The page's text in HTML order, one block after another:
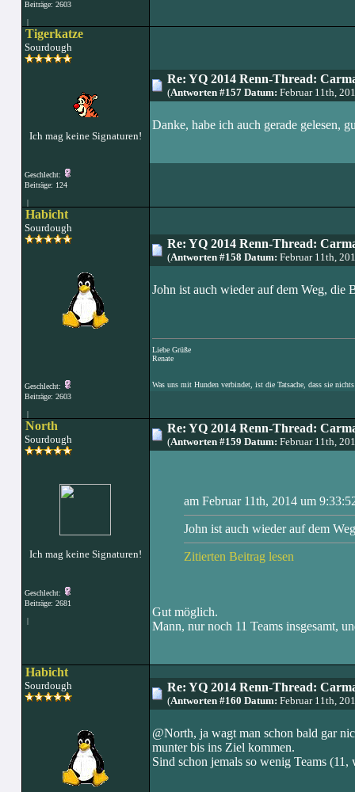
Beiträge: 2603
|
Tigerkatze
Sourdough
Ich mag keine Signaturen!
Geschlecht:
Beiträge: 124
|
Re: YQ 2014 Renn-Thread:
(Antworten #157 Datum: Februar 11th,
Danke, habe ich auch gerade gelesen,
Habicht
Sourdough
Geschlecht:
Beiträge: 2603
|
Re: YQ 2014 Renn-Thread:
(Antworten #158 Datum: Februar 11th,
John ist auch wieder auf dem Weg, die
Liebe Grüße
Renate
Was uns mit Hunden verbindet, ist die Tatsache, dass sie nichts
North
Sourdough
Ich mag keine Signaturen!
Geschlecht:
Beiträge: 2681
|
Re: YQ 2014 Renn-Thread:
(Antworten #159 Datum: Februar 11th,
am Februar 11th, 2014 um
John ist auch wieder auf dem
Zitierten Beitrag lesen
Gut möglich.
Mann, nur noch 11 Teams insgesamt,
Habicht
Sourdough Re: YQ 2014 Renn-Thread:
(Antworten #160 Datum: Februar 11th,
@North, ja wagt man schon bald gar
munter bis ins Ziel kommen.
Sind schon jemals so wenig Teams